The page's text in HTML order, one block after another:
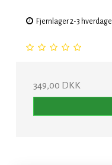
Fjernlager 2-3 hverdage
349,00 DKK